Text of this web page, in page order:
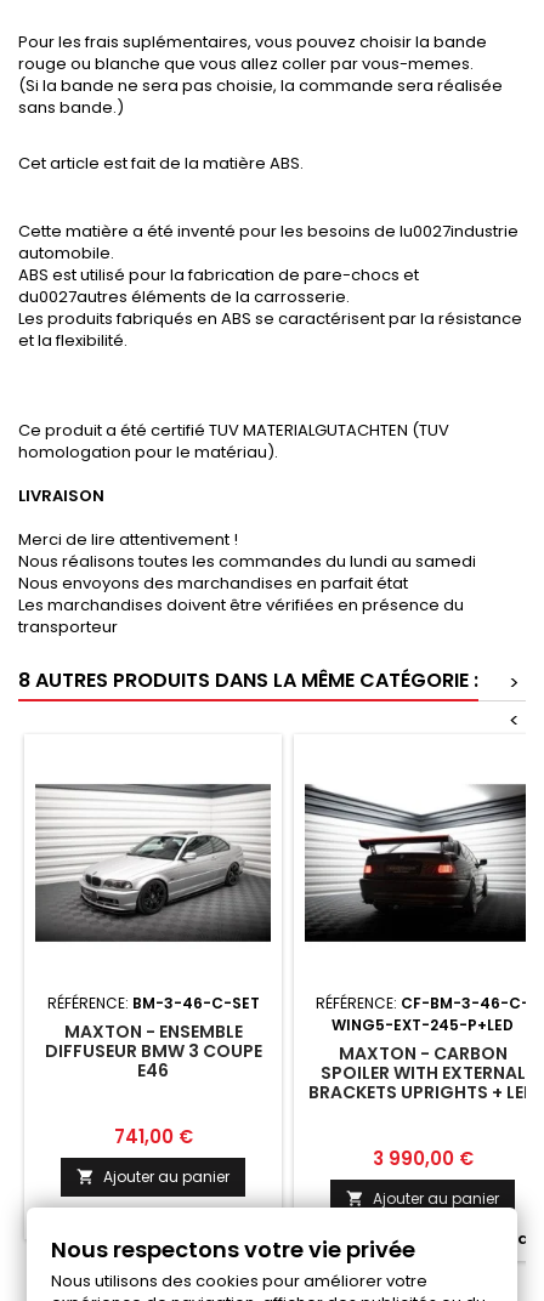
Pour les frais suplémentaires, vous pouvez choisir la bande
rouge ou blanche que vous allez coller par vous-memes.
(Si la bande ne sera pas choisie, la commande sera réalisée
sans bande.)
Cet article est fait de la matière ABS.
Cette matière a été inventé pour les besoins de lu0027industrie
automobile.
ABS est utilisé pour la fabrication de pare-chocs et
du0027autres éléments de la carrosserie.
Les produits fabriqués en ABS se caractérisent par la résistance
et la flexibilité.
Ce produit a été certifié TUV MATERIALGUTACHTEN (TUV
homologation pour le matériau).
LIVRAISON
Merci de lire attentivement !
Nous réalisons toutes les commandes du lundi au samedi
Nous envoyons des marchandises en parfait état
Les marchandises doivent être vérifiées en présence du
transporteur
8 AUTRES PRODUITS DANS LA MÊME CATÉGORIE :
>
<
RÉFÉRENCE: BM-3-46-C-SET
MAXTON - ENSEMBLE
DIFFUSEUR BMW 3 COUPE
E46
Prix
741,00 €
 Ajouter au panier

RÉFÉRENCE: CF-BM-3-46-C-
WING5-EXT-245-P+LED
MAXTON - CARBON
SPOILER WITH EXTERNAL
BRACKETS UPRIGHTS + LED
Prix
3 990,00 €
 Ajouter au panier
Fabriqué a la commande
Nous respectons votre vie privée
Nous utilisons des cookies pour améliorer votre